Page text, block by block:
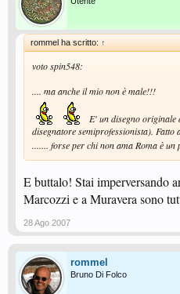
rommel ha scritto: ↑
voto spin548:
.... ma anche il mio non è male!!!
E' un disegno originale
disegnatore semiprofessionista). Fatto
....... forse per chi non ama Roma è un
E buttalo! Stai imperversando
Marcozzi e a Muravera sono
28 Ago 2007
rommel
Bruno Di Folco